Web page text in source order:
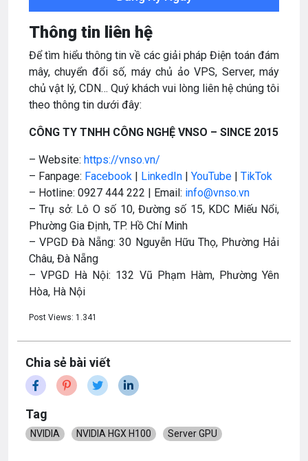
Thông tin liên hệ
Để tìm hiểu thông tin về các giải pháp Điện toán đám
mây, chuyển đổi số, máy chủ ảo VPS, Server, máy
chủ vật lý, CDN… Quý khách vui lòng liên hệ chúng tôi
theo thông tin dưới đây:
CÔNG TY TNHH CÔNG NGHỆ VNSO – SINCE 2015
– Website: https://vnso.vn/
– Fanpage: Facebook | LinkedIn | YouTube | TikTok
– Hotline: 0927 444 222 | Email: info@vnso.vn
– Trụ sở: Lô O số 10, Đường số 15, KDC Miếu Nổi,
Phường Gia Định, TP. Hồ Chí Minh
– VPGD Đà Nẵng: 30 Nguyễn Hữu Thọ, Phường Hải
Châu, Đà Nẵng
– VPGD Hà Nội: 132 Vũ Phạm Hàm, Phường Yên
Hòa, Hà Nội
Post Views: 1.341
Chia sẻ bài viết
Tag
NVIDIA NVIDIA HGX H100 Server GPU